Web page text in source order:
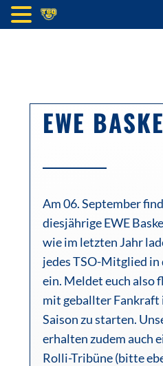
EWE
Am 06. September
diesjährige EWE
wie im letzten Jahr
jedes TSO-Mitglied in
ein. Meldet euch also
mit geballter Fankraft
Saison zu starten.
erhalten zudem auch
Rolli-Tribüne (bitte